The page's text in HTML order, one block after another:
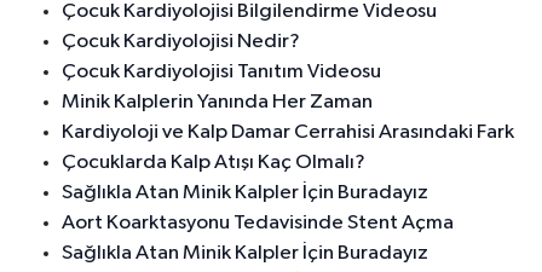
Çocuk Kardiyolojisi Bilgilendirme Videosu
Çocuk Kardiyolojisi Nedir?
Çocuk Kardiyolojisi Tanıtım Videosu
Minik Kalplerin Yanında Her Zaman
Kardiyoloji ve Kalp Damar Cerrahisi Arasındaki Fark
Çocuklarda Kalp Atışı Kaç Olmalı?
Sağlıkla Atan Minik Kalpler İçin Buradayız
Aort Koarktasyonu Tedavisinde Stent Açma
Sağlıkla Atan Minik Kalpler İçin Buradayız